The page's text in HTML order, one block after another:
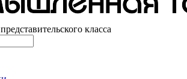
класса